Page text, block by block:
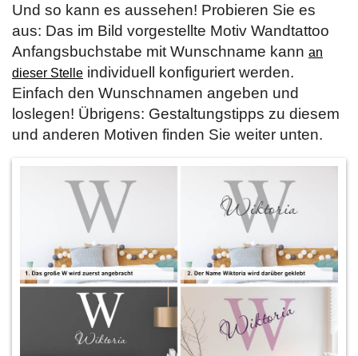
Und so kann es aussehen! Probieren Sie es
aus: Das im Bild vorgestellte Motiv Wandtattoo
Anfangsbuchstabe mit Wunschname kann an
dieser Stelle individuell konfiguriert werden.
Einfach den Wunschnamen angeben und
loslegen! Übrigens: Gestaltungstipps zu diesem
und anderen Motiven finden Sie weiter unten.